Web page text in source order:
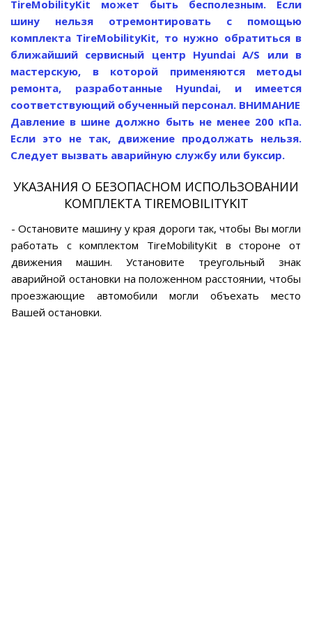
TireMobilityKit может быть бесполезным. Если
шину нельзя отремонтировать с помощью
комплекта TireMobilityKit, то нужно обратиться в
ближайший сервисный центр Hyundai A/S или в
мастерскую, в которой применяются методы
ремонта, разработанные Hyundai, и имеется
соответствующий обученный персонал. ВНИМАНИЕ
Давление в шине должно быть не менее 200 кПа.
Если это не так, движение продолжать нельзя.
Следует вызвать аварийную службу или буксир.
УКАЗАНИЯ О БЕЗОПАСНОМ ИСПОЛЬЗОВАНИИ
КОМПЛЕКТА TIREMOBILITYKIT
- Остановите машину у края дороги так, чтобы Вы могли
работать с комплектом TireMobilityKit в стороне от
движения машин. Установите треугольный знак
аварийной остановки на положенном расстоянии, чтобы
проезжающие автомобили могли объехать место
Вашей остановки.